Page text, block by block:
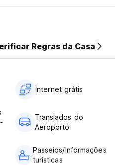
of the internal revenue
for their stay, there is no
Regras da Casa
Internet grátis
Translados do
Aeroporto
Passeios/Informações
turísticas